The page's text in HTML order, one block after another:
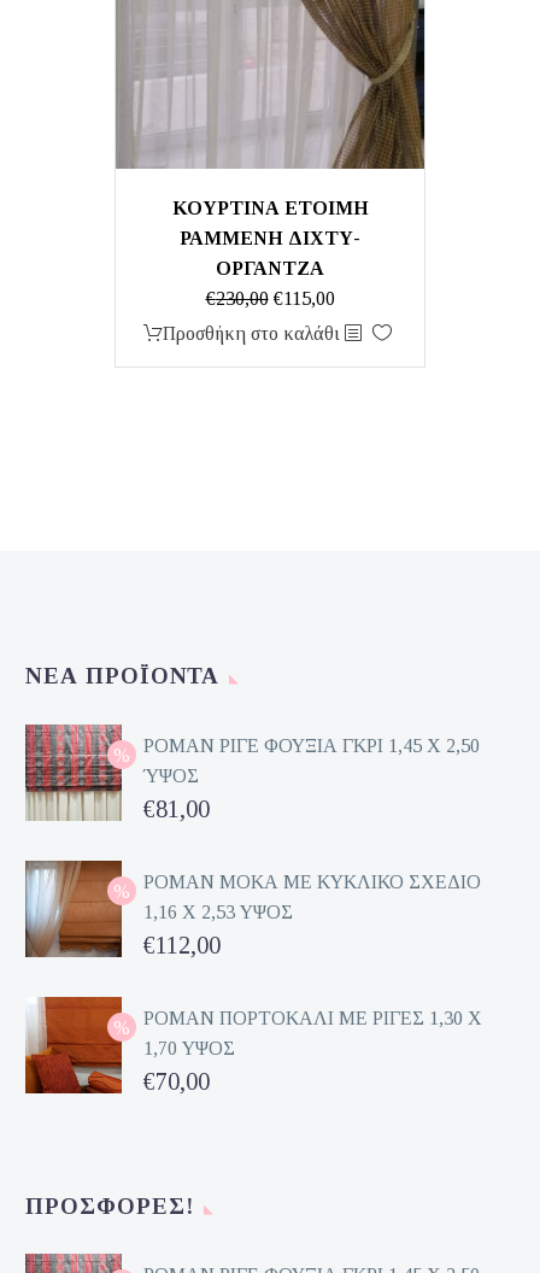
ΚΟΥΡΤΙΝΑ ΕΤΟΙΜΗ
ΡΑΜΜΕΝΗ ΔΙΧΤΥ-
ΟΡΓΑΝΤΖΑ
€230,00 Original
price
€115,00Η
τρέχουσα
Προσθήκη στο καλάθι
ΝΈΑ ΠΡΟΪΌΝΤΑ
ΡΟΜΑΝ ΡΙΓΕ ΦΟΥΞΙΑ ΓΚΡΙ 1,45 Χ 2,50
ΎΨΟΣ
Original
was:
€162,00.
€81,00
τρέχουσα
τιμή
είναι:
ΡΟΜΑΝ ΜΟΚΑ ΜΕ ΚΥΚΛΙΚΟ ΣΧΕΔΙΟ
1,16 Χ 2,53 ΥΨΟΣ
Original
was:
€224,00.
€112,00
τρέχουσα
τιμή
είναι:
ΡΟΜΑΝ ΠΟΡΤΟΚΑΛΙ ΜΕ ΡΙΓΕΣ 1,30 Χ
1,70 ΥΨΟΣ
Original
€70,00
ΠΡΟΣΦΟΡΈΣ!